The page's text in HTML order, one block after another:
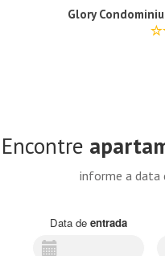
Glory
Encontre
informe a data
Data de entrada